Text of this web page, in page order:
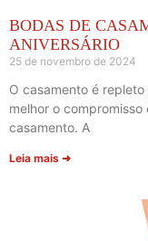
BODAS DE
ANIVERSÁRIO
25 de novembro de 2024
O casamento é
melhor o
casamento. A
Leia mais ➜